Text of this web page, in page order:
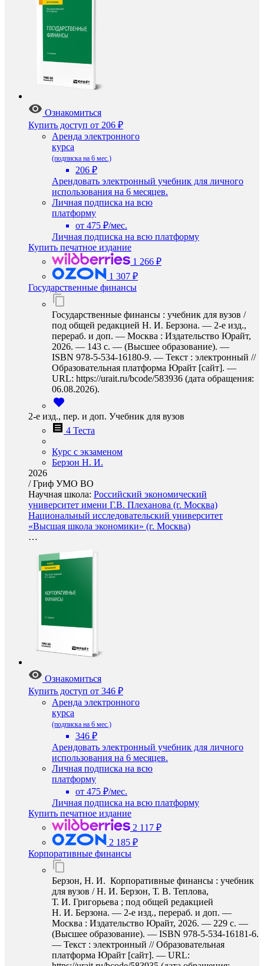
Ознакомиться
Купить доступ от 206 ₽
Аренда электронного
курса
(подписка на 6 мес.)
206 ₽
Арендовать электронный учебник для личного
использования на 6 месяцев.
Личная подписка на всю
платформу
от 475 ₽/мес.
Личная подписка на всю платформу
Купить печатное издание
1 266 ₽
1 307 ₽
Государственные финансы
Государственные финансы : учебник для вузов /
под общей редакцией Н. И. Берзона. — 2-е изд.,
перераб. и доп. — Москва : Издательство Юрайт,
2026. — 143 с. — (Высшее образование). —
ISBN 978-5-534-16180-9. — Текст : электронный //
Образовательная платформа Юрайт [сайт]. —
URL: https://urait.ru/bcode/583936 (дата обращения:
06.08.2026).
2-е изд., пер. и доп. Учебник для вузов
4 Теста
Курс с экзаменом
Берзон Н. И.
2026
/Гриф УМО ВО
Научная школа: Российский экономический
университет имени Г.В. Плеханова (г. Москва)
Национальный исследовательский университет
«Высшая школа экономики» (г. Москва)
…
Ознакомиться
Купить доступ от 346 ₽
Аренда электронного
курса
(подписка на 6 мес.)
346 ₽
Арендовать электронный учебник для личного
использования на 6 месяцев.
Личная подписка на всю
платформу
от 475 ₽/мес.
Личная подписка на всю платформу
Купить печатное издание
2 117 ₽
2 185 ₽
Корпоративные финансы
Берзон, Н. И. Корпоративные финансы : учебник
для вузов / Н. И. Берзон, Т. В. Теплова,
Т. И. Григорьева ; под общей редакцией
Н. И. Берзона. — 2-е изд., перераб. и доп. —
Москва : Издательство Юрайт, 2026. — 229 с. —
(Высшее образование). — ISBN 978-5-534-16181-6.
— Текст : электронный // Образовательная
платформа Юрайт [сайт]. — URL: